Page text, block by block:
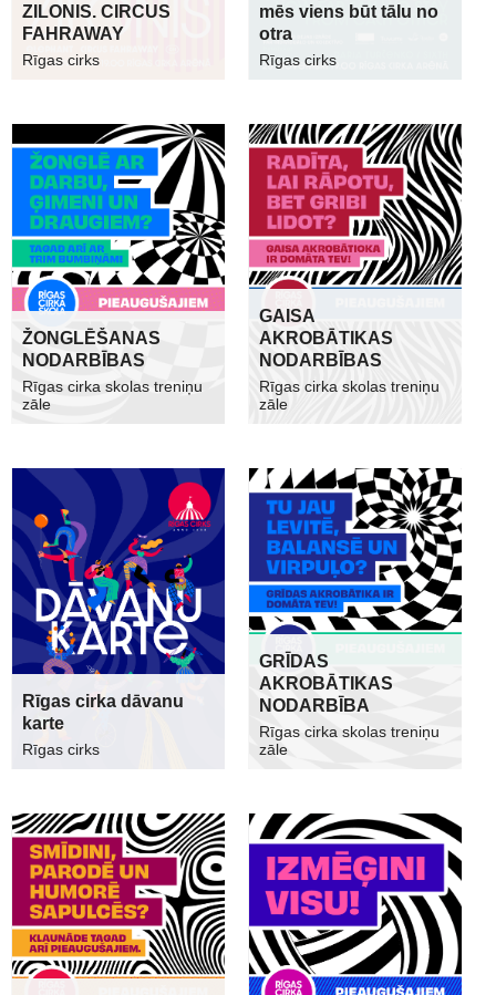
ZILONIS. CIRCUS
FAHRAWAY
Rīgas cirks
mēs viens būt tālu no
otra
Rīgas cirks
ŽONGLĒŠANAS
NODARBĪBAS
Rīgas cirka skolas treniņu
zāle
GAISA
AKROBĀTIKAS
NODARBĪBAS
Rīgas cirka skolas treniņu
zāle
Rīgas cirka dāvanu
karte
Rīgas cirks
GRĪDAS
AKROBĀTIKAS
NODARBĪBA
Rīgas cirka skolas treniņu
zāle